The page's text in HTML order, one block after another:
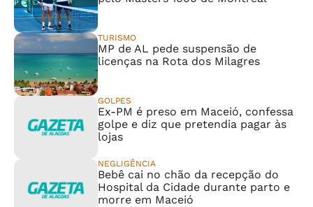
TURISMO
MP de AL pede suspensão de
licenças na Rota dos Milagres
GOLPES
Ex-PM é preso em Maceió, confessa
golpe e diz que pretendia pagar às
lojas
NEGLIGÊNCIA
Bebê cai no chão da recepção do
Hospital da Cidade durante parto e
morre em Maceió